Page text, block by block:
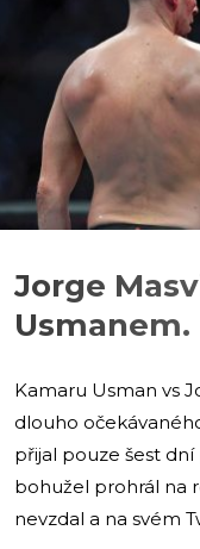
Jorge
Usmanem.
Kamaru Usman vs
dlouho
přijal pouze šest
bohužel prohrál na
nevzdal a na svém